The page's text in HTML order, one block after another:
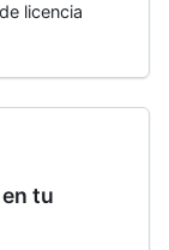
licencia
tu